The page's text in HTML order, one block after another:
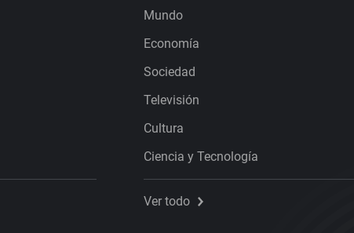
Mundo
Economía
Sociedad
Televisión
Cultura
Ciencia y Tecnología
Ver todo